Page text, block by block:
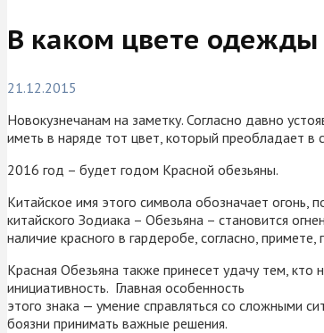
В каком цвете одежды
21.12.2015
Новокузнечанам на заметку. Согласно давно
иметь в наряде тот цвет, который преобладает в
2016 год – будет годом Красной обезьяны.
Китайское имя этого символа обозначает огонь,
китайского Зодиака – Обезьяна – становится
наличие красного в гардеробе, согласно,
Красная Обезьяна также принесет удачу тем, кто
инициативность. Главная особенность
этого знака — умение справляться со сложными
боязни принимать важные решения.